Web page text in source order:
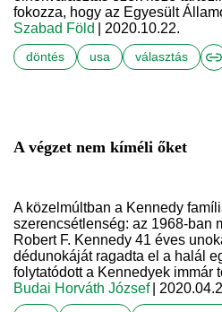
fokozza, hogy az Egyesült
Szabad Föld
| 2020.10.22.
döntés usa választás
A végzet nem kíméli őket
A közelmúltban a Kennedy
szerencsétlenség: az 1968-ban
Robert F. Kennedy 41 éves
dédunokáját ragadta el a halál
folytatódott a Kennedyek immár
Budai Horváth József
|